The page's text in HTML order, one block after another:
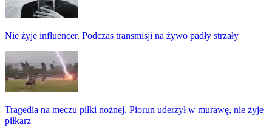
Nie żyje influencer. Podczas transmisji na żywo padły strzały
Tragedia na meczu piłki nożnej. Piorun uderzył w murawę, nie żyje
piłkarz